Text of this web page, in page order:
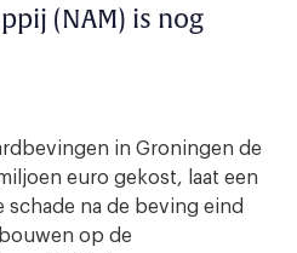
(NAM) is nog
in Groningen de
euro gekost, laat een
na de beving eind
op de